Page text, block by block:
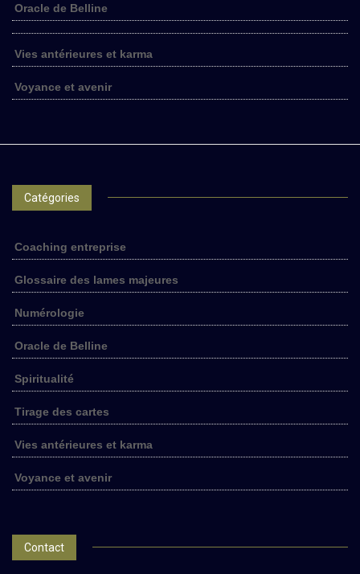
Oracle de Belline
Vies antérieures et karma
Voyance et avenir
Catégories
Coaching entreprise
Glossaire des lames majeures
Numérologie
Oracle de Belline
Spiritualité
Tirage des cartes
Vies antérieures et karma
Voyance et avenir
Contact